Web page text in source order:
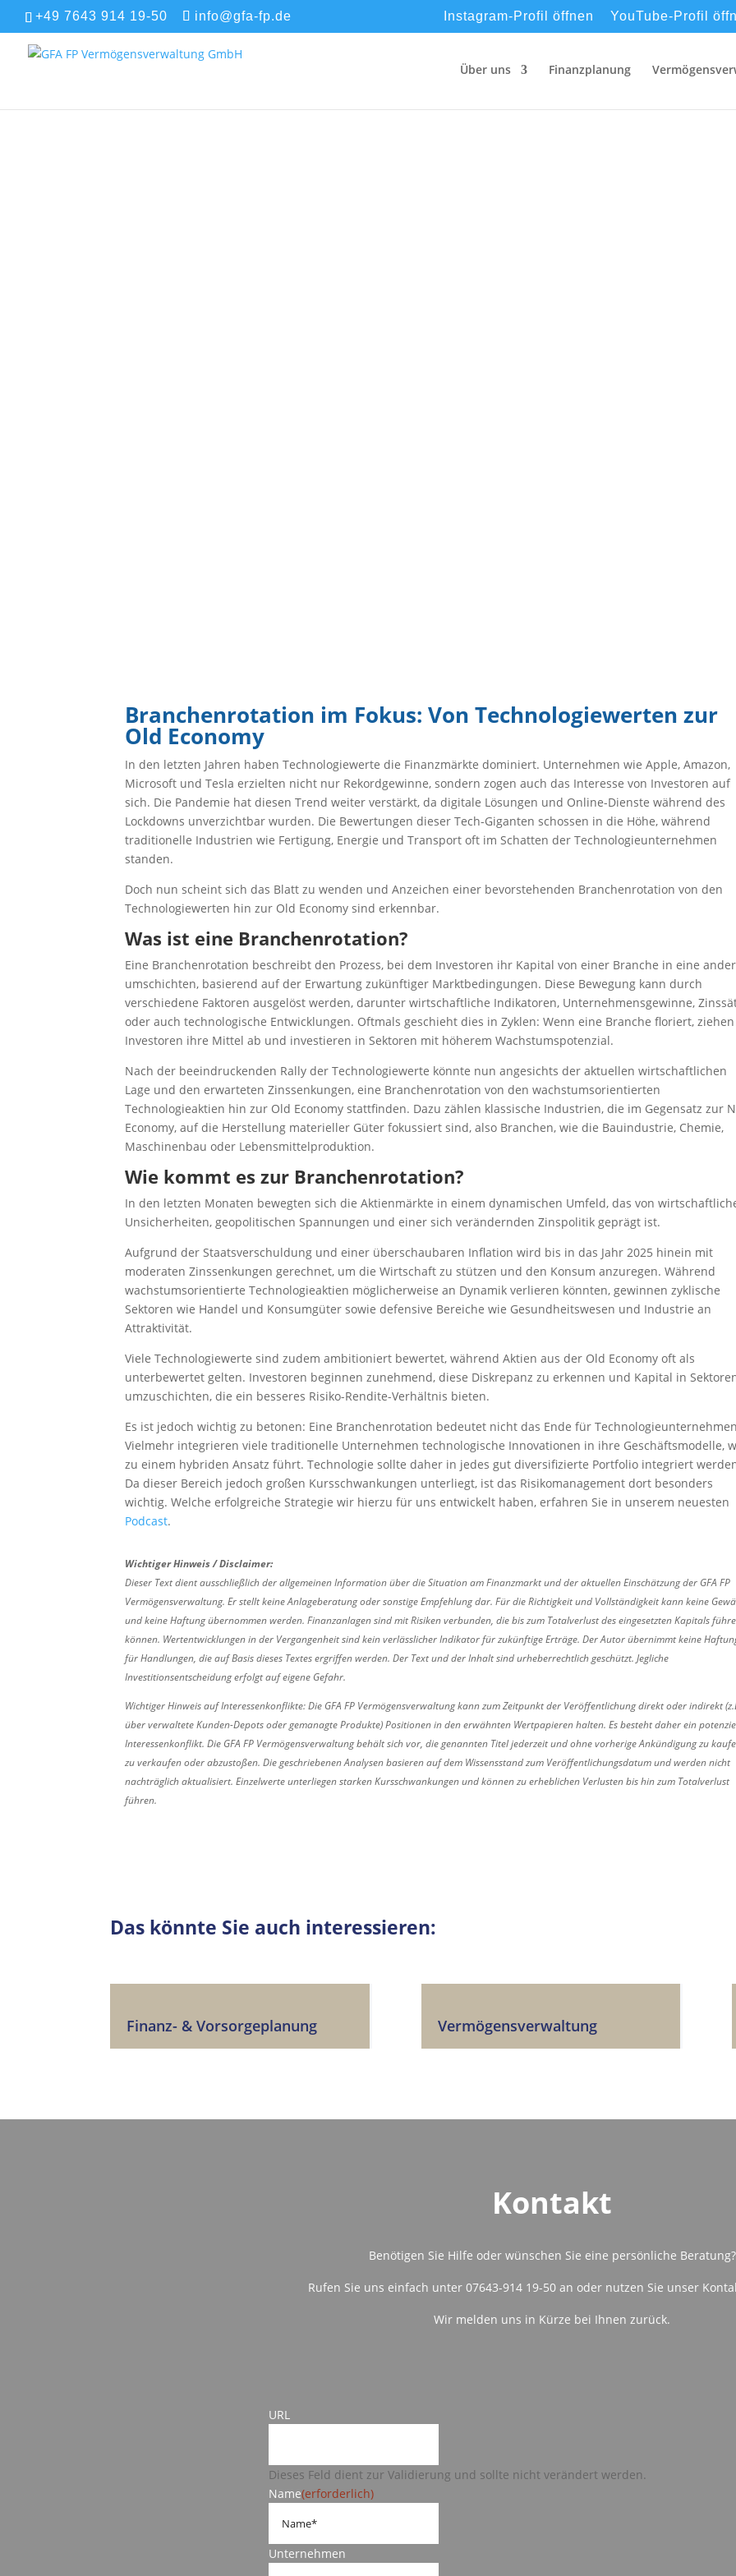
+49 7643 914 19-50 info@gfa-fp.de Instagram-Profil öffnen YouTube-Profil
Über uns Finanzplanung
Branchenrotation im Fokus: Von Technologiewerten zur
Old Economy
In den letzten Jahren haben Technologiewerte die Finanzmärkte dominiert. Unternehmen wie Apple, Amazon,
Microsoft und Tesla erzielten nicht nur Rekordgewinne, sondern zogen auch das Interesse von Investoren auf
sich. Die Pandemie hat diesen Trend weiter verstärkt, da digitale Lösungen und Online-Dienste während des
Lockdowns unverzichtbar wurden. Die Bewertungen dieser Tech-Giganten schossen in die Höhe, während
traditionelle Industrien wie Fertigung, Energie und Transport oft im Schatten der Technologieunternehmen
standen.
Doch nun scheint sich das Blatt zu wenden und Anzeichen einer bevorstehenden Branchenrotation von den
Technologiewerten hin zur Old Economy sind erkennbar.
Was ist eine Branchenrotation?
Eine Branchenrotation beschreibt den Prozess, bei dem Investoren ihr Kapital von einer Branche in eine
umschichten, basierend auf der Erwartung zukünftiger Marktbedingungen. Diese Bewegung kann durch
verschiedene Faktoren ausgelöst werden, darunter wirtschaftliche Indikatoren, Unternehmensgewinne,
oder auch technologische Entwicklungen. Oftmals geschieht dies in Zyklen: Wenn eine Branche floriert, ziehen
Investoren ihre Mittel ab und investieren in Sektoren mit höherem Wachstumspotenzial.
Nach der beeindruckenden Rally der Technologiewerte könnte nun angesichts der aktuellen wirtschaftlichen
Lage und den erwarteten Zinssenkungen, eine Branchenrotation von den wachstumsorientierten
Technologieaktien hin zur Old Economy stattfinden. Dazu zählen klassische Industrien, die im Gegensatz zur
Economy, auf die Herstellung materieller Güter fokussiert sind, also Branchen, wie die Bauindustrie, Chemie,
Maschinenbau oder Lebensmittelproduktion.
Wie kommt es zur Branchenrotation?
In den letzten Monaten bewegten sich die Aktienmärkte in einem dynamischen Umfeld, das von
Unsicherheiten, geopolitischen Spannungen und einer sich verändernden Zinspolitik geprägt ist.
Aufgrund der Staatsverschuldung und einer überschaubaren Inflation wird bis in das Jahr 2025 hinein mit
moderaten Zinssenkungen gerechnet, um die Wirtschaft zu stützen und den Konsum anzuregen. Während
wachstumsorientierte Technologieaktien möglicherweise an Dynamik verlieren könnten, gewinnen zyklische
Sektoren wie Handel und Konsumgüter sowie defensive Bereiche wie Gesundheitswesen und Industrie an
Attraktivität.
Viele Technologiewerte sind zudem ambitioniert bewertet, während Aktien aus der Old Economy oft als
unterbewertet gelten. Investoren beginnen zunehmend, diese Diskrepanz zu erkennen und Kapital in
umzuschichten, die ein besseres Risiko-Rendite-Verhältnis bieten.
Es ist jedoch wichtig zu betonen: Eine Branchenrotation bedeutet nicht das Ende für
Vielmehr integrieren viele traditionelle Unternehmen technologische Innovationen in ihre Geschäftsmodelle,
zu einem hybriden Ansatz führt. Technologie sollte daher in jedes gut diversifizierte Portfolio integriert
Da dieser Bereich jedoch großen Kursschwankungen unterliegt, ist das Risikomanagement dort besonders
wichtig. Welche erfolgreiche Strategie wir hierzu für uns entwickelt haben, erfahren Sie in unserem neuesten
Podcast.
Wichtiger Hinweis / Disclaimer:
Dieser Text dient ausschließlich der allgemeinen Information über die Situation am Finanzmarkt und der aktuellen Einschätzung der GFA FP
Vermögensverwaltung. Er stellt keine Anlageberatung oder sonstige Empfehlung dar. Für die Richtigkeit und Vollständigkeit kann keine
und keine Haftung übernommen werden. Finanzanlagen sind mit Risiken verbunden, die bis zum Totalverlust des eingesetzten Kapitals
können. Wertentwicklungen in der Vergangenheit sind kein verlässlicher Indikator für zukünftige Erträge. Der Autor übernimmt keine
für Handlungen, die auf Basis dieses Textes ergriffen werden. Der Text und der Inhalt sind urheberrechtlich geschützt. Jegliche
Investitionsentscheidung erfolgt auf eigene Gefahr.
Wichtiger Hinweis auf Interessenkonflikte: Die GFA FP Vermögensverwaltung kann zum Zeitpunkt der Veröffentlichung direkt oder indirekt
über verwaltete Kunden-Depots oder gemanagte Produkte) Positionen in den erwähnten Wertpapieren halten. Es besteht daher ein
Interessenkonflikt. Die GFA FP Vermögensverwaltung behält sich vor, die genannten Titel jederzeit und ohne vorherige Ankündigung zu
zu verkaufen oder abzustoßen. Die geschriebenen Analysen basieren auf dem Wissensstand zum Veröffentlichungsdatum und werden nicht
nachträglich aktualisiert. Einzelwerte unterliegen starken Kursschwankungen und können zu erheblichen Verlusten bis hin zum Totalverlust
führen.
Das könnte Sie auch interessieren:
Finanz- & Vorsorgeplanung Vermögensverwaltung
Kontakt
Benötigen Sie Hilfe oder wünschen Sie eine persönliche Beratung?
Rufen Sie uns einfach unter 07643-914 19-50 an oder nutzen Sie unser
Wir melden uns in Kürze bei Ihnen zurück.
URL
Dieses Feld dient zur Validierung und sollte nicht verändert werden.
Name(erforderlich)
Unternehmen